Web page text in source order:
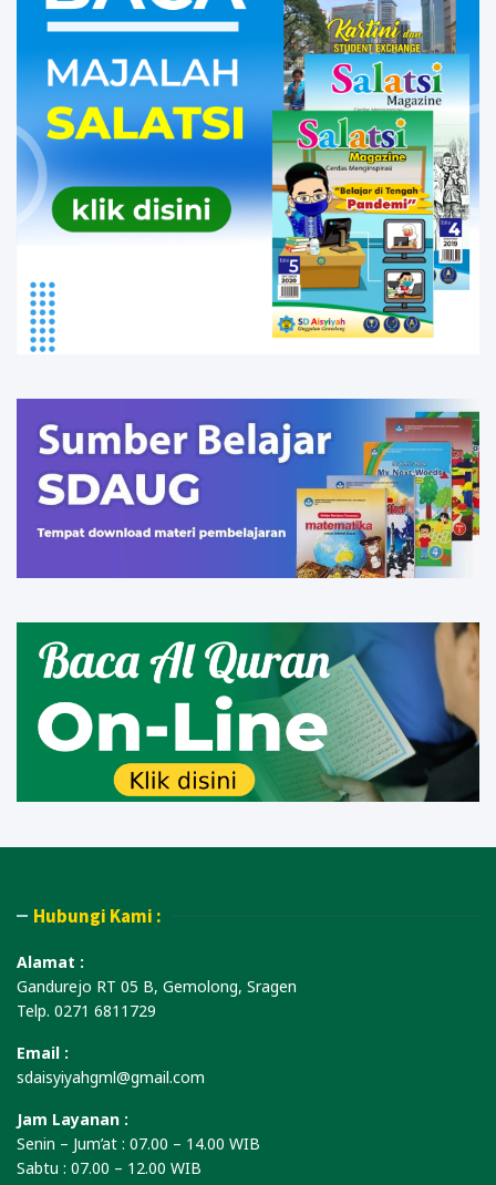
Hubungi Kami :
Alamat :
Gandurejo RT 05 B, Gemolong, Sragen
Telp. 0271 6811729
Email :
sdaisyiyahgml@gmail.com
Jam Layanan :
Senin – Jum’at : 07.00 – 14.00 WIB
Sabtu : 07.00 – 12.00 WIB